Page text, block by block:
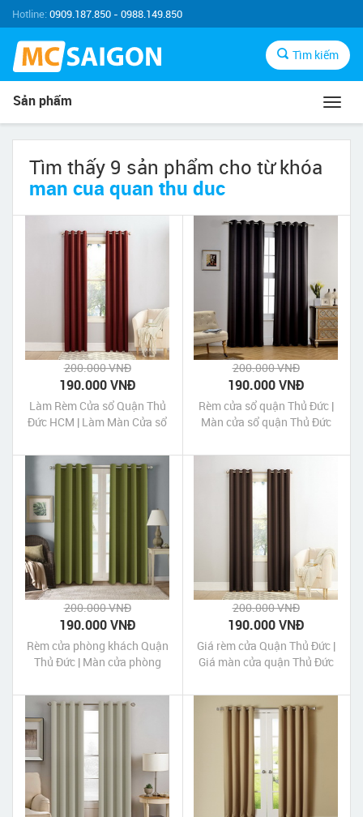
Hotline:0909.187.850 - 0988.149.850
Tìm kiếm
Sản phẩm
Tìm thấy 9 sản phẩm cho từ khóa
man cua quan thu duc
200.000 VNĐ
190.000 VNĐ
Làm Rèm Cửa sổ Quận Thủ
Đức HCM | Làm Màn Cửa sổ
200.000 VNĐ
190.000 VNĐ
Rèm cửa sổ quận Thủ Đức |
Màn cửa sổ quận Thủ Đức
200.000 VNĐ
190.000 VNĐ
Rèm cửa phòng khách Quận
Thủ Đức | Màn cửa phòng
HCM
200.000 VNĐ
190.000 VNĐ
Giá rèm cửa Quận Thủ Đức |
Giá màn cửa quận Thủ Đức